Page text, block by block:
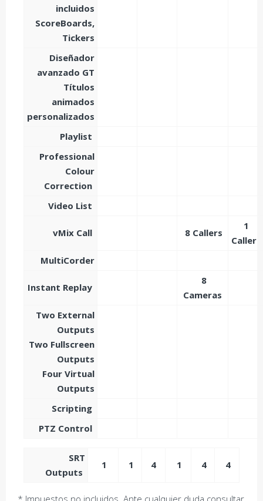
incluidos
ScoreBoards,
Tickers
Diseñador
avanzado GT
Títulos
animados
personalizados
Playlist
Professional
Colour
Correction
Video List
vMix Call 8 Callers
1
Caller
MultiCorder
Instant Replay
8
Cameras
Two External
Outputs
Two Fullscreen
Outputs
Four Virtual
Outputs
Scripting
PTZ Control
SRT
Outputs
1 1 4 1 4 4
* Impuestos no incluidos. Ante cualquier duda consultar